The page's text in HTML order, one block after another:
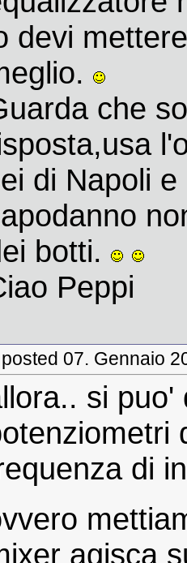
devi
che
di Napoli
botti.
Peppi
posted 07. Gennaio
si puo'
di
agisca